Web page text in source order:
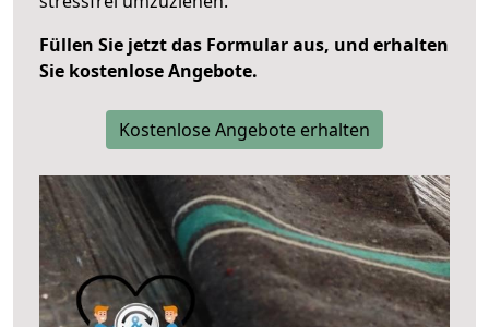
Füllen Sie jetzt das Formular aus, und erhalten
Sie kostenlose Angebote.
Kostenlose Angebote erhalten